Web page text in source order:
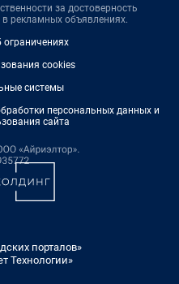
за достоверность
рекламных объявлениях.
cookies
системы
персональных данных и
сайта
порталов»
Технологии»